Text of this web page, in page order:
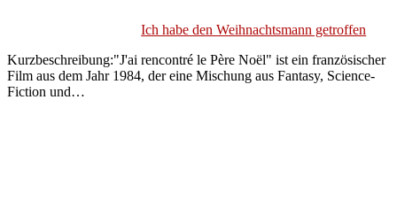
Ich habe den Weihnachtsmann getroffen
Kurzbeschreibung:"J'ai rencontré le Père Noël" ist ein französischer
Film aus dem Jahr 1984, der eine Mischung aus Fantasy, Science-
Fiction und…